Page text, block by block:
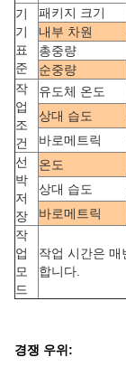
기
기
표
준
패키지 크기
내부 차원
총중량
순중량
작
업
조
건
유도체 온도
상대 습도
바로메트릭
선
박
저
장
온도
상대 습도
바로메트릭
작
업
모
드
작업 시간은
합니다.
경쟁 우위: